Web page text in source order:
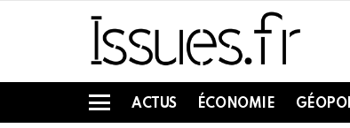
Menu
ACTUS ÉCONOMIE